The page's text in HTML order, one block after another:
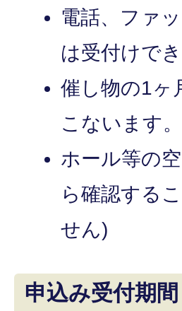
電話、ファ
は受付けでき
催し物の1ヶ
こないます。
ホール等の
ら確認する
せん)
申込み受付期間